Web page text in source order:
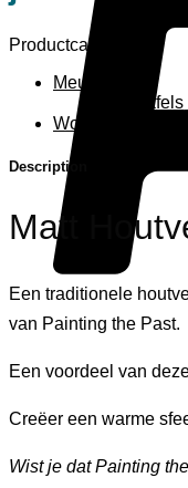
Productcategorieën
Meubels
Bijzettafels
Woonaccessoires
Description
Matt
Een traditionele
van Painting the Past.
Een voordeel van
Creëer een warme
Wist je dat Painting